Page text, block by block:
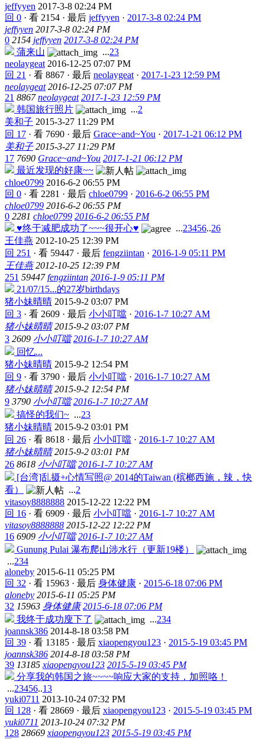
jeffyyen 2017-3-8 02:24 PM
回 0 · 看 2154 · 最后 jeffyyen · 2017-3-8 02:24 PM
jeffyyen 2017-3-8 02:24 PM
0 2154 jeffyyen 2017-3-8 02:24 PM
蒲来山
...23
neolaygeat 2016-12-25 07:07 PM
回 21 · 看 8867 · 最后 neolaygeat · 2017-1-23 12:59 PM
neolaygeat 2016-12-25 07:07 PM
21 8867 neolaygeat 2017-1-23 12:59 PM
韩国旅行照片
...2
美和子 2015-3-27 11:29 PM
回 17 · 看 7690 · 最后 Grace~and~You · 2017-1-21 06:12 PM
美和子 2015-3-27 11:29 PM
17 7690 Grace~and~You 2017-1-21 06:12 PM
最近发现的好康~~
chloe0799 2016-6-2 06:55 PM
回 0 · 看 2281 · 最后 chloe0799 · 2016-6-2 06:55 PM
chloe0799 2016-6-2 06:55 PM
0 2281 chloe0799 2016-6-2 06:55 PM
♥终于减肥成功了~~~很开心♥
...23456..26
王佳燕 2012-10-25 12:39 PM
回 251 · 看 59447 · 最后 fengziintan · 2016-1-9 05:11 PM
王佳燕 2012-10-25 12:39 PM
251 59447 fengziintan 2016-1-9 05:11 PM
21/07/15...的27岁birthdays
猪小妹晴晴 2015-9-2 03:07 PM
回 3 · 看 2609 · 最后 小小叮噹 · 2016-1-7 10:27 AM
猪小妹晴晴 2015-9-2 03:07 PM
3 2609 小小叮噹 2016-1-7 10:27 AM
回忆...
猪小妹晴晴 2015-9-2 12:54 PM
回 9 · 看 3790 · 最后 小小叮噹 · 2016-1-7 10:27 AM
猪小妹晴晴 2015-9-2 12:54 PM
9 3790 小小叮噹 2016-1-7 10:27 AM
搞怪的我们~ ...23
猪小妹晴晴 2015-9-2 03:01 PM
回 26 · 看 8618 · 最后 小小叮噹 · 2016-1-7 10:27 AM
猪小妹晴晴 2015-9-2 03:01 PM
26 8618 小小叮噹 2016-1-7 10:27 AM
[台湾]乱摄+心情写照@ 2014的Taiwan (槟榔西施，辣，快
看）
...2
vitasoy8888888 2015-12-22 12:22 PM
回 16 · 看 6909 · 最后 小小叮噹 · 2016-1-7 10:27 AM
vitasoy8888888 2015-12-22 12:22 PM
16 6909 小小叮噹 2016-1-7 10:27 AM
Gunung Pulai 瀑布爬山涉水行（更新19楼）
...234
aloneby 2015-6-11 05:25 PM
回 32 · 看 15963 · 最后 身体健康 · 2015-6-18 07:06 PM
aloneby 2015-6-11 05:25 PM
32 15963 身体健康 2015-6-18 07:06 PM
我终于成功廋下了
...234
joannsk386 2014-8-18 03:58 PM
回 39 · 看 13185 · 最后 xiaopengyou123 · 2015-5-19 03:45 PM
joannsk386 2014-8-18 03:58 PM
39 13185 xiaopengyou123 2015-5-19 03:45 PM
分享我的韩国之旅~~~~响应大家的支持，加照咯！
...23456..13
yuki0711 2013-10-24 07:32 PM
回 128 · 看 28669 · 最后 xiaopengyou123 · 2015-5-19 03:45 PM
yuki0711 2013-10-24 07:32 PM
128 28669 xiaopengyou123 2015-5-19 03:45 PM